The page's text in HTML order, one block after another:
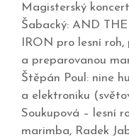
Magisterský
Šabacký: AND
IRON pro lesní
a preparovanou
Štěpán Poul: nine
a elektroniku
Soukupová – lesní
marimba, Radek